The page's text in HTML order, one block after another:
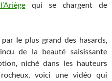
qui se chargent de
le plus grand des hasards,
de la beauté saisissante
niché dans les hauteurs
voici une vidéo qui